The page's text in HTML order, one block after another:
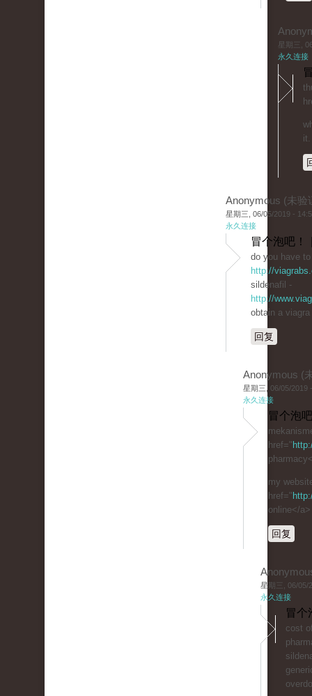
星期三,
永久连接
it.
Anonymous (未验
星期三, 06/05/2019 -
永久连接
冒个泡吧！
do you have
http://
sildenafil -
http://
obtain a
回复
Anonymous (
星期三, 06/05/2019
永久连接
冒个泡
href="
my
href="
online</a>
回复
星期三, 06/05/
永久连接
冒个
cost